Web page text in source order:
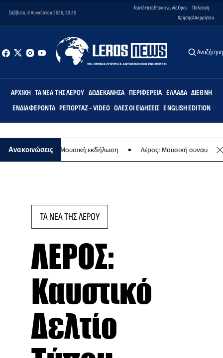
Σάββατο, 8 Αυγούστου 2026, 20:20
ΤαυτότηταΕπικοινωνίαΌροι
Χρήσης
Πολιτική
Απορρήτου
Αναζήτηση
ΑΡΧΙΚΉ ΤΑ ΝΈΑ ΤΗΣ ΛΈΡΟΥ ΔΩΔΕΚΆΝΗΣΑ ΠΕΡΙΦΈΡΕΙΑ ΕΛΛΆΔΑ ΔΙΕΘΝΉ
ΕΝΔΙΑΦΈΡΟΝΤΑ ΡΕΠΟΡΤΆΖ - VIDEO ΌΛΕΣ ΟΙ ΕΙΔΉΣΕΙΣ ENGLISH EDITION
Ανακοινώσεις
Παναγίας - Μουσική εκδήλωση Λέρος: Μουσική συναυλία των
ΤΑ ΝΕΑ ΤΗΣ ΛΕΡΟΥ
ΛΕΡΟΣ:
Καυστικό
Δελτίο